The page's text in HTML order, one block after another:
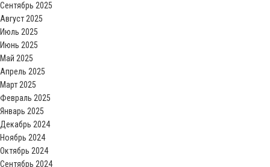
Сентябрь 2025
Август 2025
Июль 2025
Июнь 2025
Май 2025
Апрель 2025
Март 2025
Февраль 2025
Январь 2025
Декабрь 2024
Ноябрь 2024
Октябрь 2024
Сентябрь 2024